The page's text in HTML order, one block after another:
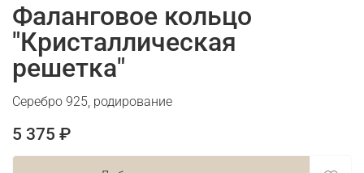
Фаланговое кольцо
"Кристаллическая
решетка"
Серебро 925, родирование
5 375 ₽